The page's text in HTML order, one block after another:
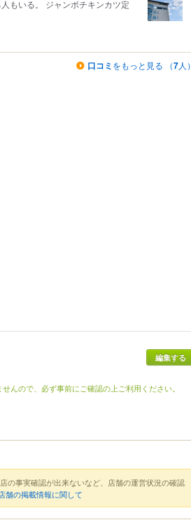
もいる。 ジャンボチキンカツ定
口コミ をもっと見る （7人）
編集する
んので、必ず事前にご確認の上ご利用ください。
の事実確認が出来ないなど、店舗の運営状況の確認
舗の掲載情報に関して